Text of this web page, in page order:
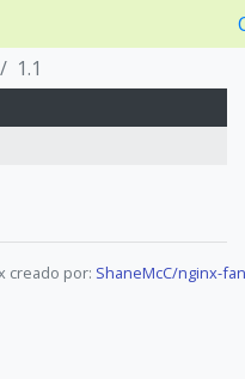
1.1
creado por: ShaneMcC/nginx-